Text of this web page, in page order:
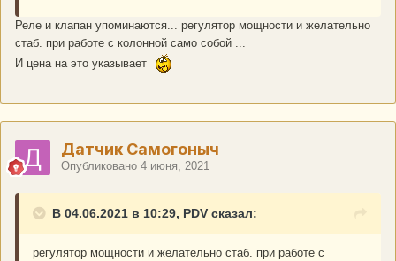
Реле и клапан упоминаются... регулятор мощности и желательно
стаб. при работе с колонной само собой ...
И цена на это указывает
Датчик Самогоныч
Опубликовано 4 июня, 2021
В 04.06.2021 в 10:29, PDV сказал:
регулятор мощности и желательно стаб. при работе с